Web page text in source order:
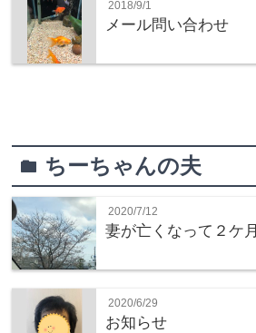
2018/9/1
メール問い合わせ
folder ちーちゃんの夫
2020/7/12
妻が亡くなって２ケ月
2020/6/29
お知らせ